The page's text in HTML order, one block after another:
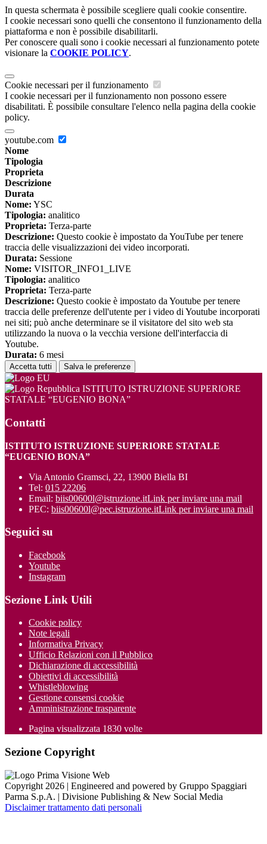
In questa schermata è possibile scegliere quali cookie consentire.
I cookie necessari sono quelli che consentono il funzionamento della
piattaforma e non è possibile disabilitarli.
Per conoscere quali sono i cookie necessari al funzionamento potete
visionare la COOKIE POLICY.
Cookie necessari per il funzionamento
I cookie necessari per il funzionamento non possono essere
disabilitati. È possibile consultare l'elenco nella pagina della cookie
policy.
youtube.com
Nome
Tipologia
Proprieta
Descrizione
Durata
Nome: YSC
Tipologia: analitico
Proprieta: Terza-parte
Descrizione: Questo cookie è impostato da YouTube per tenere
traccia delle visualizzazioni dei video incorporati.
Durata: Sessione
Nome: VISITOR_INFO1_LIVE
Tipologia: analitico
Proprieta: Terza-parte
Descrizione: Questo cookie è impostato da Youtube per tenere
traccia delle preferenze dell'utente per i video di Youtube incorporati
nei siti; può anche determinare se il visitatore del sito web sta
utilizzando la nuova o la vecchia versione dell'interfaccia di
Youtube.
Durata: 6 mesi
Accetta tutti Salva le preferenze
ISTITUTO ISTRUZIONE SUPERIORE
STATALE “EUGENIO BONA”
Contatti
ISTITUTO ISTRUZIONE SUPERIORE STATALE
“EUGENIO BONA”
Via Antonio Gramsci, 22, 13900 Biella BI
Tel: 015 22206
Email: biis00600l@istruzione.itLink per inviare una mail
PEC: biis00600l@pec.istruzione.itLink per inviare una mail
Seguici su
Facebook
Youtube
Instagram
Sezione Link Utili
Cookie policy
Note legali
Informativa Privacy
Ufficio Relazioni con il Pubblico
Dichiarazione di accessibilità
Obiettivi di accessibilità
Whistleblowing
Gestione consensi cookie
Amministrazione trasparente
Pagina visualizzata 1830 volte
Sezione Copyright
Copyright 2026 | Engineered and powered by Gruppo Spaggiari
Parma S.p.A. | Divisione Publishing & New Social Media
Disclaimer trattamento dati personali